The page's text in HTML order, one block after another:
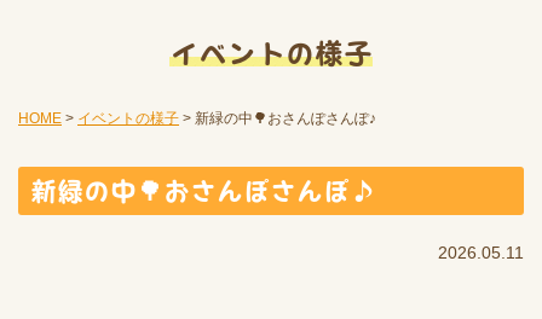
イベントの様子
HOME > イベントの様子 > 新緑の中🌳おさんぽさんぽ♪
新緑の中🌳おさんぽさんぽ♪
2026.05.11